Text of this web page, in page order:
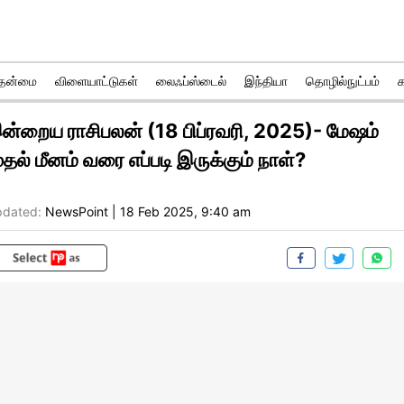
விளையாட்டுகள் லைஃப்ஸ்டைல் இந்தியா தொழில்நுட்பம்
ராசிபலன் (18 பிப்ரவரி, 2025)- மேஷம்
மீனம் வரை எப்படி இருக்கும் நாள்?
NewsPoint 18 Feb 2025, 9:40 am